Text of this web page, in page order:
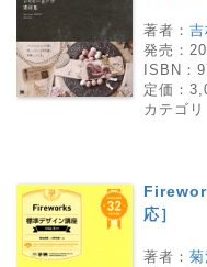
著者： 吉
発売：
ISBN：
定価：
カテゴリ
応］
著者：